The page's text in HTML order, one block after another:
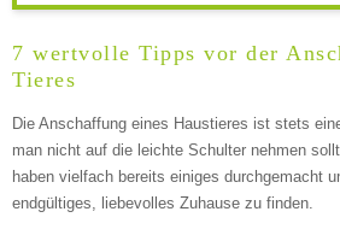
Montag
—
7 wertvolle Tipps vor der
Tieres
Die Anschaffung eines Haustieres ist stets
man nicht auf die leichte Schulter nehmen
haben vielfach bereits einiges durchgemacht
endgültiges, liebevolles Zuhause zu finden.